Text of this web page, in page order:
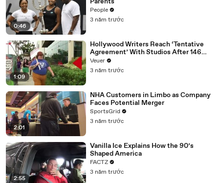
0:46
People
3 năm trước
1:09
Hollywood Writers Reach ‘Tentative
Agreement’ With Studios After 146
Day Strike
Veuer
3 năm trước
2:01
NHA Customers in Limbo as Company
Faces Potential Merger
SportsGrid
3 năm trước
2:55
Vanilla Ice Explains How the 90’s
Shaped America
FACTZ
3 năm trước